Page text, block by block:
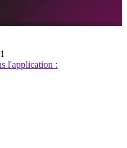
l'application :